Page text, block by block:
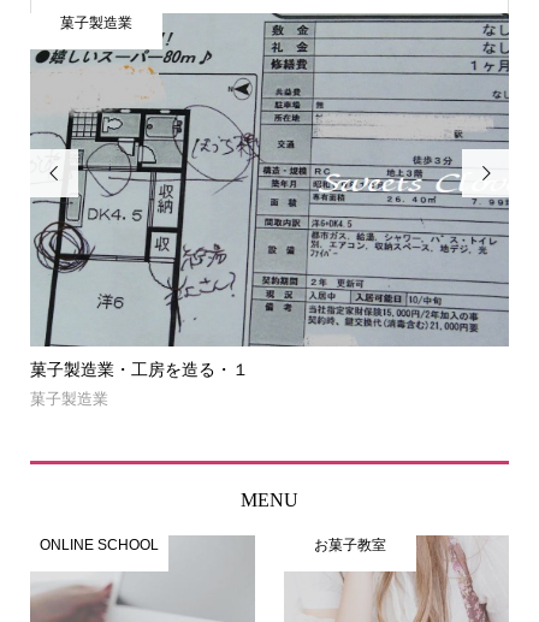

菓子製造業・工房を造る・１
菓子製造業
菓子製造業

MENU
ONLINE SCHOOL お菓子教室